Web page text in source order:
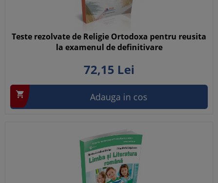
Teste rezolvate de Religie Ortodoxa pentru reusita
la examenul de definitivare
72,15 Lei
 Adauga in cos